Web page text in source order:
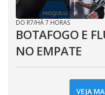
DO R7/HÁ 7 HORAS
BOTAFOGO E
NO EMPATE
VEJA